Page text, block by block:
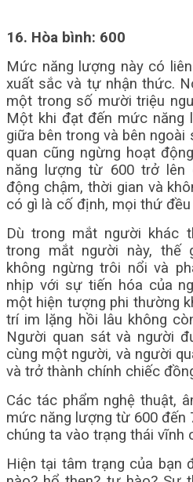
16. Hòa bình: 600
Mức năng lượng này có
xuất sắc và tự nhận thức.
một trong số mười triệu
Một khi đạt đến mức năng
giữa bên trong và bên ngoài
quan cũng ngừng hoạt
năng lượng từ 600 trở lên
động chậm, thời gian và
có gì là cố định, mọi thứ
Dù trong mắt người khác
trong mắt người này, thế
không ngừng trôi nổi và
nhịp với sự tiến hóa của
một hiện tượng phi thường
trí im lặng hồi lâu không
Người quan sát và người
cùng một người, và người
và trở thành chính chiếc
Các tác phẩm nghệ thuật,
mức năng lượng từ 600 đến
chúng ta vào trạng thái vĩnh
Hiện tại tâm trạng của bạn